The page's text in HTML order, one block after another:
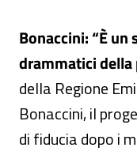
Bonaccini: “È
drammatici della
della Regione
Bonaccini, il
di fiducia dopo i